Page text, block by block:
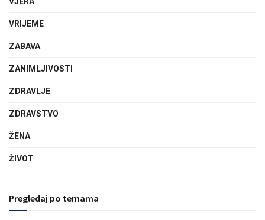
VRIJEME
ZABAVA
ZANIMLJIVOSTI
ZDRAVLJE
ZDRAVSTVO
ŽENA
ŽIVOT
Pregledaj po temama